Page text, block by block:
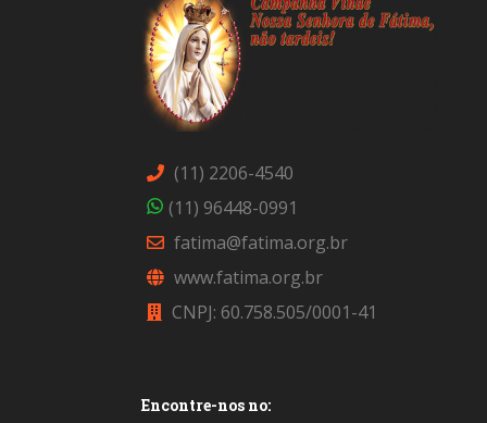
(11) 2206-4540
(11) 96448-0991
fatima@fatima.org.br
www.fatima.org.br
CNPJ: 60.758.505/0001-41
Encontre-nos no: